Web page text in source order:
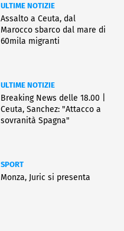
ULTIME NOTIZIE
Assalto a Ceuta, dal
Marocco sbarco dal mare di
60mila migranti
ULTIME NOTIZIE
Breaking News delle 18.00 |
Ceuta, Sanchez: "Attacco a
sovranità Spagna"
SPORT
Monza, Juric si presenta